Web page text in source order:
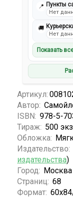
📍 Пункты
Нет
🚚
Нет
Показать
Артикул:
Автор:
ISBN: 978-5-
Тираж: 500
Обложка:
Издательство:
издательства)
Город: Москва
Страниц: 68
Формат: